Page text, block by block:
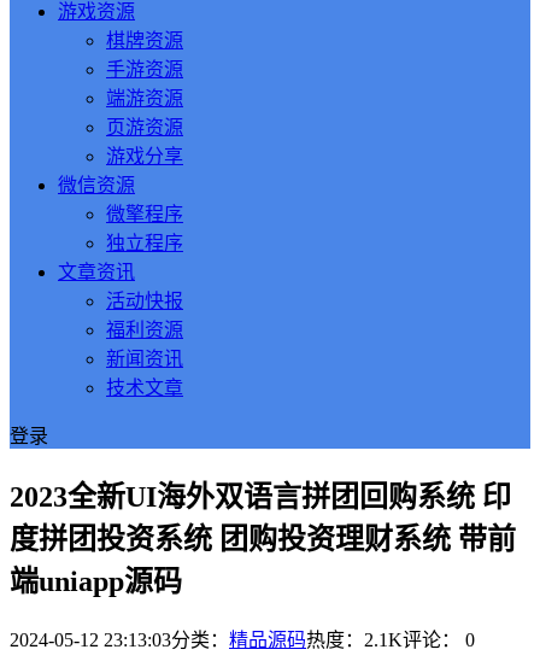
游戏资源
棋牌资源
手游资源
端游资源
页游资源
游戏分享
微信资源
微擎程序
独立程序
文章资讯
活动快报
福利资源
新闻资讯
技术文章
登录
2023全新UI海外双语言拼团回购系统 印
度拼团投资系统 团购投资理财系统 带前
端uniapp源码
2024-05-12 23:13:03分类： 精品源码热度：2.1K评论： 0